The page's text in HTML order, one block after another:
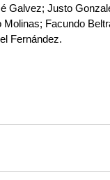
Galvez; Justo
Molinas; Facundo
Fernández.